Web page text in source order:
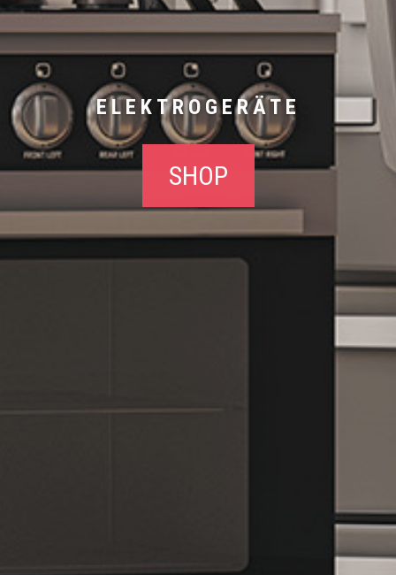
ELEKTROGERÄTE
SHOP